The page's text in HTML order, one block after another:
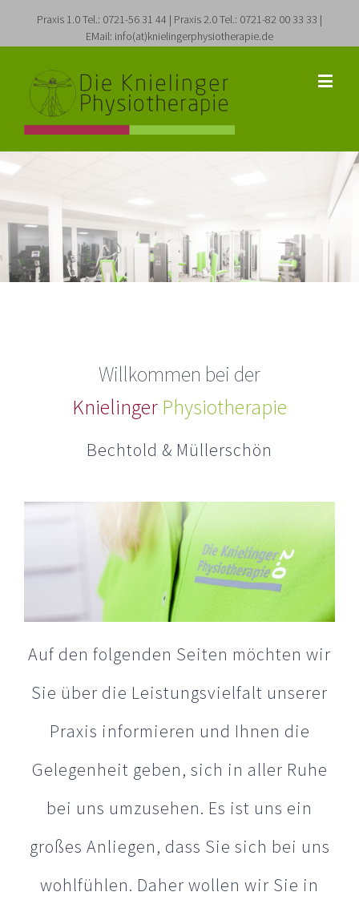
Praxis 1.0 Tel.: 0721-56 31 44 | Praxis 2.0 Tel.: 0721-82 00 33 33 |
EMail: info(at)knielingerphysiotherapie.de
Willkommen bei der
Knielinger Physiotherapie
Bechtold & Müllerschön
Auf den folgenden Seiten möchten wir
Sie über die Leistungsvielfalt unserer
Praxis informieren und Ihnen die
Gelegenheit geben, sich in aller Ruhe
bei uns umzusehen. Es ist uns ein
großes Anliegen, dass Sie sich bei uns
wohlfühlen. Daher wollen wir Sie in